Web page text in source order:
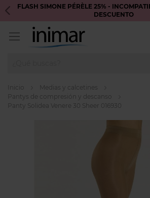
FLASH SIMONE PÉRÈLE 25% -
DESCUENTO
Inicio
Medias y calcetines
Pantys de compresión y descanso
Panty Solidea Venere 30 Sheer 016930